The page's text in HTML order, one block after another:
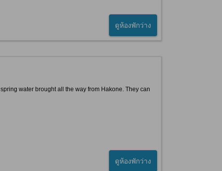
ดูห้องพักว่าง
water brought all the way from Hakone. They can
ดูห้องพักว่าง